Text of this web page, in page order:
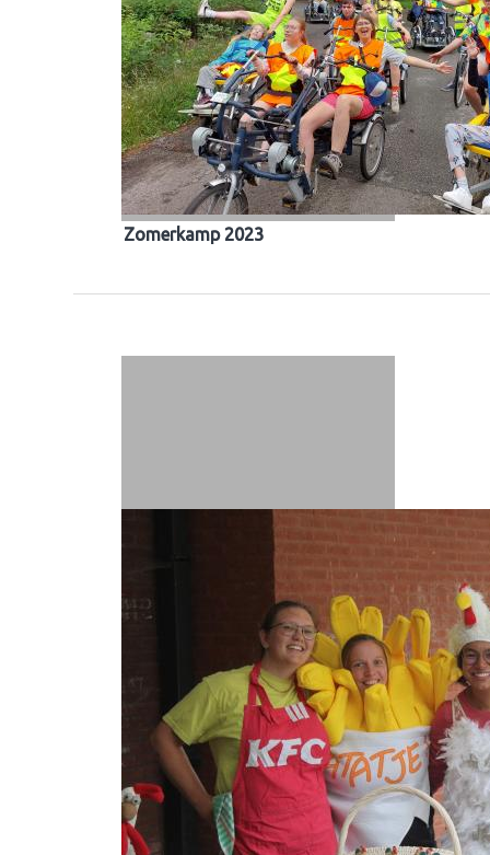
Zomerkamp 2023